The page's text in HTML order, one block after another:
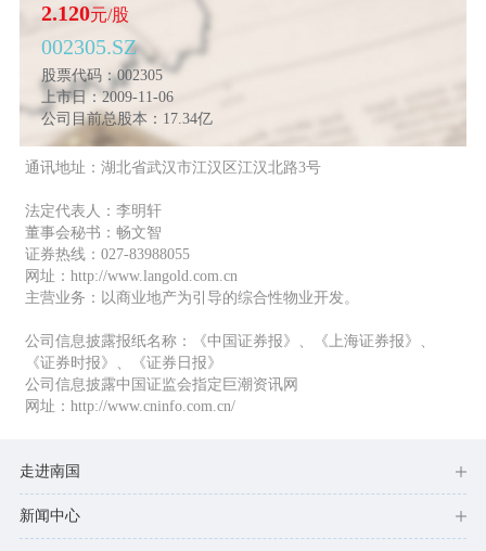
2.120元/股
002305.SZ
股票代码：002305
上市日：2009-11-06
公司目前总股本：17.34亿
通讯地址：湖北省武汉市江汉区江汉北路3号
法定代表人：李明轩
董事会秘书：畅文智
证券热线：027-83988055
网址：http://www.langold.com.cn
主营业务：以商业地产为引导的综合性物业开发。
公司信息披露报纸名称：《中国证券报》、《上海证券报》、
《证券时报》、《证券日报》
公司信息披露中国证监会指定巨潮资讯网
网址：http://www.cninfo.com.cn/
走进南国
新闻中心